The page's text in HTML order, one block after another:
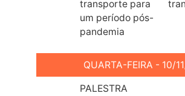
transporte para
um período pós-
pandemia
QUARTA-FEIRA - 10/
PALESTRA